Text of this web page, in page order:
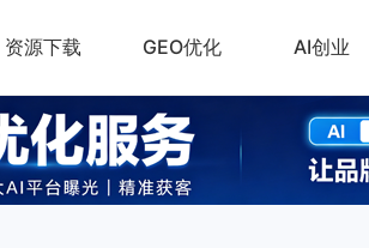
资源下载 GEO优化 AI创业